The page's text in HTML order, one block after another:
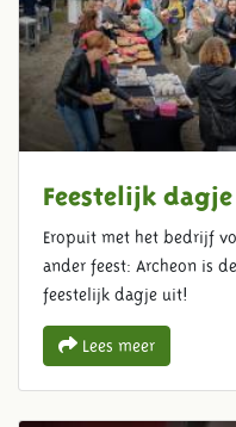
Feestelijk
Eropuit met het bedrijf
ander feest: Archeon is
feestelijk dagje uit!
Lees meer